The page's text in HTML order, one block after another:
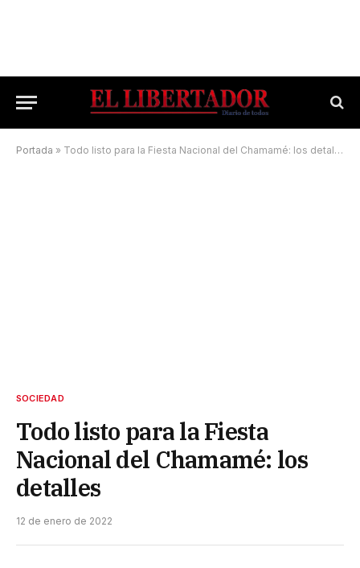
Portada » Todo listo para la Fiesta Nacional del Chamamé: los detalles
SOCIEDAD
Todo listo para la Fiesta
Nacional del Chamamé: los
detalles
12 de enero de 2022